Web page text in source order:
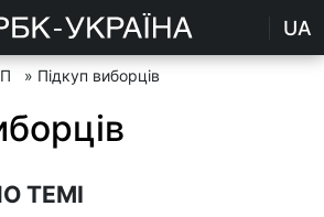
UA
П » Підкуп виборців
ТЕМІ